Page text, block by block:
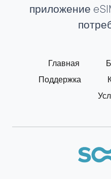
приложение
Главная
Поддержка